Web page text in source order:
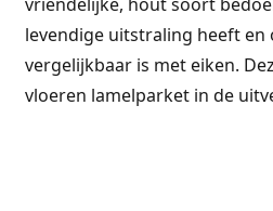
levendige uitstraling heeft en
vergelijkbaar is met eiken.
vloeren lamelparket in de